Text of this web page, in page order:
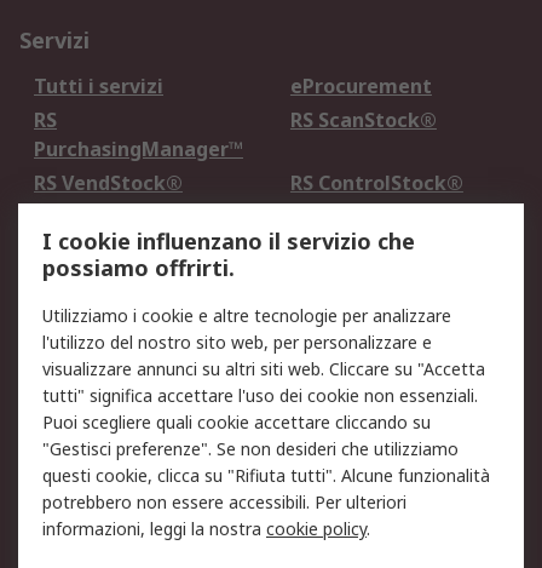
Servizi
Tutti i servizi
eProcurement
RS
PurchasingManager™
RS ScanStock®
RS VendStock®
RS ControlStock®
Legale
Informativa Cookie
Informativa Privacy -
Aggiornata
Email Security
Termini d'uso
Condizioni di vendita
Condizioni generali di
servizio
Etica e responsabilità
Chi Siamo
I cookie influenzano il servizio che
possiamo offrirti.
Utilizziamo i cookie e altre tecnologie per analizzare
l'utilizzo del nostro sito web, per personalizzare e
visualizzare annunci su altri siti web. Cliccare su "Accetta
tutti" significa accettare l'uso dei cookie non essenziali.
Puoi scegliere quali cookie accettare cliccando su
"Gestisci preferenze". Se non desideri che utilizziamo
questi cookie, clicca su "Rifiuta tutti". Alcune funzionalità
potrebbero non essere accessibili. Per ulteriori
informazioni, leggi la nostra cookie policy.